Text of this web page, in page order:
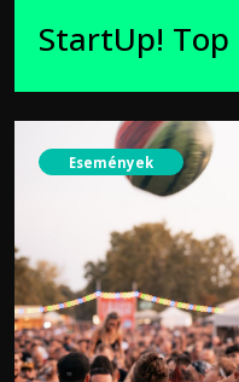
StartUp! Top
Események